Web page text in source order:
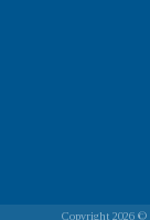
Copyright 2026 ©